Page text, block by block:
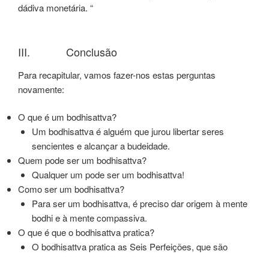
dádiva monetária. “
III. Conclusão
Para recapitular, vamos fazer-nos estas perguntas
novamente:
O que é um bodhisattva?
Um bodhisattva é alguém que jurou libertar seres
sencientes e alcançar a budeidade.
Quem pode ser um bodhisattva?
Qualquer um pode ser um bodhisattva!
Como ser um bodhisattva?
Para ser um bodhisattva, é preciso dar origem à mente
bodhi e à mente compassiva.
O que é que o bodhisattva pratica?
O bodhisattva pratica as Seis Perfeições, que são